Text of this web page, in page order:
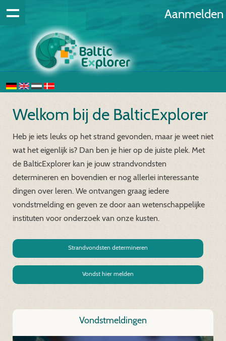
Aanmelden
Welkom bij de BalticExplorer
Heb je iets leuks op het strand gevonden, maar je weet niet
wat het eigenlijk is? Dan ben je hier op de juiste plek. Met
de BalticExplorer kan je jouw strandvondsten
determineren en bovendien er nog allerlei interessante
dingen over leren. We ontvangen graag iedere
vondstmelding en geven ze door aan wetenschappelijke
instituten voor onderzoek van onze kusten.
Strandvondsten determineren
Vondst hier melden
Vondstmeldingen